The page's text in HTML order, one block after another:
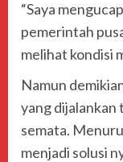
“Saya
pemerintah
melihat kondisi
Namun
yang dijalankan
semata.
menjadi solusi